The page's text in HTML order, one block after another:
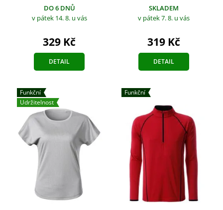
DO 6 DNŮ
v pátek 14. 8. u vás
329 Kč
DETAIL
SKLADEM
v pátek 7. 8. u vás
319 Kč
DETAIL
Funkční
Udržitelnost
Funkční